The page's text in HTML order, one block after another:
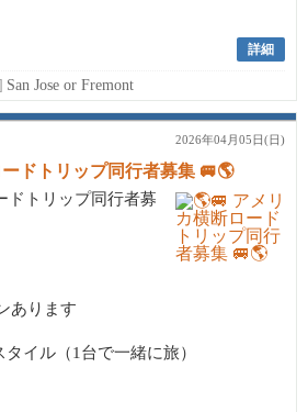
詳細
San Jose or Fremont
2026年04月05日(日)
ドトリップ同行者募集 🚐🌎
ドトリップ同行者募
あります
イル（1台で一緒に旅）